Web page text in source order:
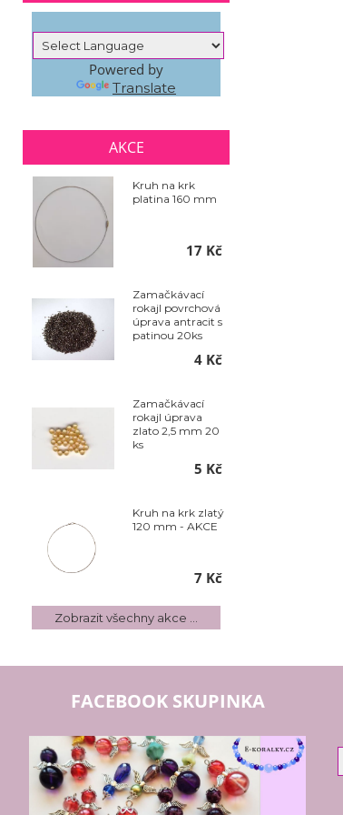
Powered by
Translate
AKCE
Kruh na krk
platina 160 mm
17 Kč
Zamačkávací
rokajl povrchová
úprava antracit s
patinou 20ks
4 Kč
Zamačkávací
rokajl úprava
zlato 2,5 mm 20
ks
5 Kč
Kruh na krk zlatý
120 mm - AKCE
7 Kč
Zobrazit všechny akce ...
FACEBOOK SKUPINKA